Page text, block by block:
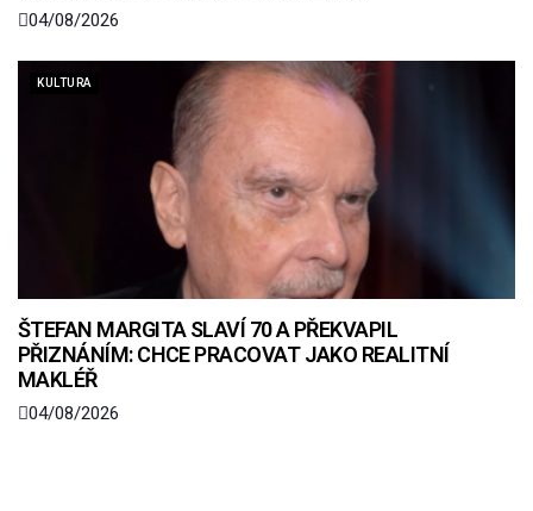
04/08/2026
KULTURA
ŠTEFAN MARGITA SLAVÍ 70 A PŘEKVAPIL
PŘIZNÁNÍM: CHCE PRACOVAT JAKO REALITNÍ
MAKLÉŘ
04/08/2026